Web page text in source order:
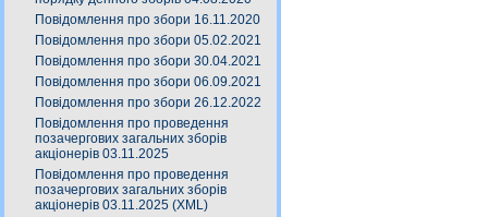
Повідомлення про збори 16.11.2020
Повідомлення про збори 05.02.2021
Повідомлення про збори 30.04.2021
Повідомлення про збори 06.09.2021
Повідомлення про збори 26.12.2022
Повідомлення про проведення
позачергових загальних зборів
акціонерів 03.11.2025
Повідомлення про проведення
позачергових загальних зборів
акціонерів 03.11.2025 (XML)